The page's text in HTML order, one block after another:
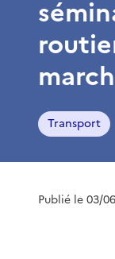
Transport
Publié le 03/